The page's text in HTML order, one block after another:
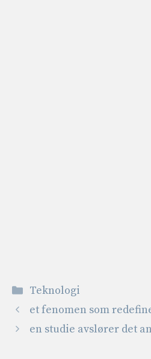
Kategorier
Teknologi
et fenomen som
en studie avslører det